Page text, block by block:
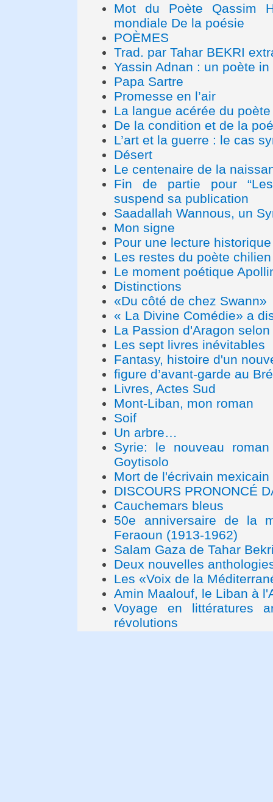
Mot du Poète Qassim
mondiale De la poésie
POÈMES
Trad. par Tahar BEKRI
Yassin Adnan : un poète in
Papa Sartre
Promesse en l’air
La langue acérée du
De la condition et de la
L’art et la guerre : le cas
Désert
Le centenaire de la
Fin de partie pour
suspend sa publication
Saadallah Wannous, un
Mon signe
Pour une lecture
Les restes du poète
Le moment poétique
Distinctions
«Du côté de chez Swann»
« La Divine Comédie» a
La Passion d'Aragon
Les sept livres inévitables
Fantasy, histoire d'un
figure d’avant-garde au
Livres, Actes Sud
Mont-Liban, mon roman
Soif
Un arbre…
Syrie: le nouveau
Goytisolo
Mort de l'écrivain
DISCOURS PRONONCÉ
Cauchemars bleus
50e anniversaire de la
Feraoun (1913-1962)
Salam Gaza de Tahar
Deux nouvelles
Les «Voix de la
Amin Maalouf, le Liban à
Voyage en littératures
révolutions